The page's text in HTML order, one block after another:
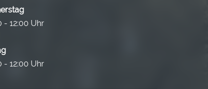
- 12:00 Uhr
- 12:00 Uhr